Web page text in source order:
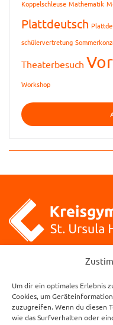
Um dir ein optimales Erlebnis
Cookies, um
zuzugreifen. Wenn du diesen
wie das Surfverhalten oder
Koppelschleuse Mathematik
Plattdeutsch
schülervertretung
Theaterbesuch
Workshop
Kreisgymnasium St.
49740 Haselünne
Öffnungszeiten des